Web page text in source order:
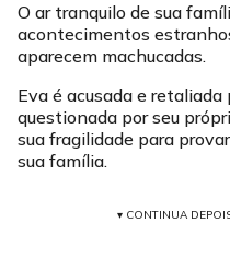
O ar tranquilo de sua
acontecimentos
aparecem machucadas.
Eva é acusada e
questionada por seu
sua fragilidade para
sua família.
▾ CONTINUA